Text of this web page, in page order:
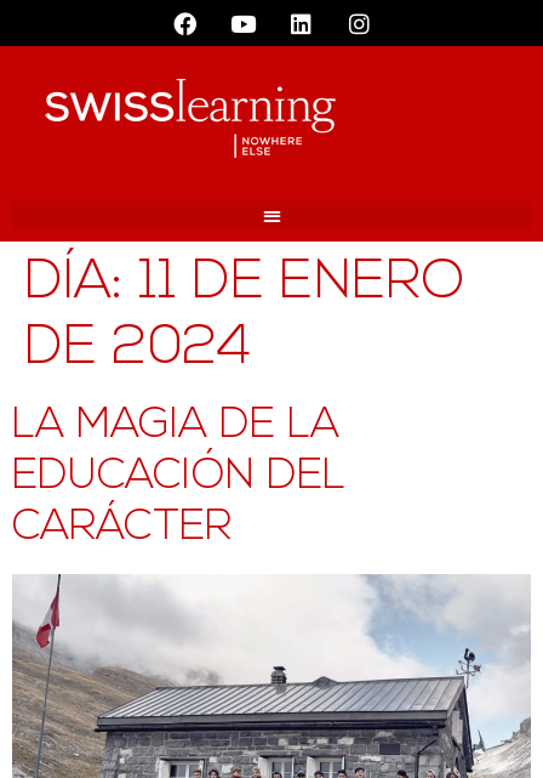
DÍA: 11 DE ENERO
DE 2024
LA MAGIA DE LA
EDUCACIÓN DEL
CARÁCTER